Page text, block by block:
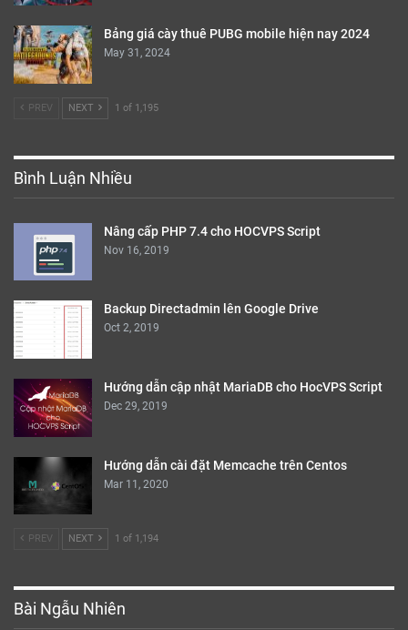
Bảng giá cày thuê PUBG mobile hiện nay 2024
May 31, 2024
PREV NEXT 1 of 1,195
Bình Luận Nhiều
Nâng cấp PHP 7.4 cho HOCVPS Script
Nov 16, 2019
Backup Directadmin lên Google Drive
Oct 2, 2019
Hướng dẫn cập nhật MariaDB cho HocVPS Script
Dec 29, 2019
Hướng dẫn cài đặt Memcache trên Centos
Mar 11, 2020
PREV NEXT 1 of 1,194
Bài Ngẫu Nhiên